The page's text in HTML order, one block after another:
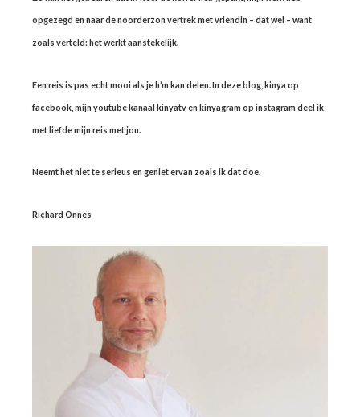
opgezegd en naar de noorderzon vertrek met vriendin – dat wel – want
zoals verteld: het werkt aanstekelijk.
Een reis is pas echt mooi als je h’m kan delen. In deze blog, kinya op
facebook, mijn youtube kanaal kinyatv en kinyagram op instagram deel ik
met liefde mijn reis met jou.
Neemt het niet te serieus en geniet ervan zoals ik dat doe.
Richard Onnes